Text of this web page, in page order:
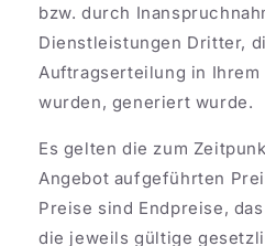
bzw. durch
Dienstleistungen Dritter,
Auftragserteilung in Ihrem
wurden, generiert wurde.
Es gelten die zum
Angebot aufgeführten
Preise sind Endpreise,
die jeweils gültige